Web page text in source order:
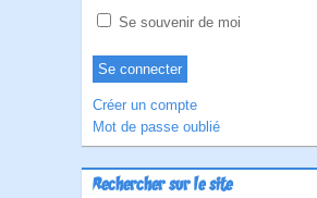
Se souvenir de moi
Créer un compte
Mot de passe oublié
Rechercher sur le site